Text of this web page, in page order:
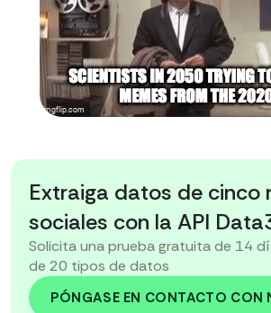
Extraiga datos de cinco
sociales con la API
Solicita una prueba gratuita de 14
de 20 tipos de datos
PÓNGASE EN CONTACTO CON